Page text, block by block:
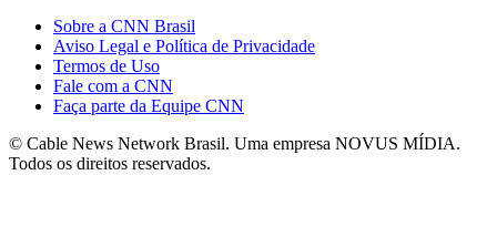
Sobre a CNN Brasil
Aviso Legal e Política de Privacidade
Termos de Uso
Fale com a CNN
Faça parte da Equipe CNN
© Cable News Network Brasil. Uma empresa NOVUS MÍDIA.
Todos os direitos reservados.